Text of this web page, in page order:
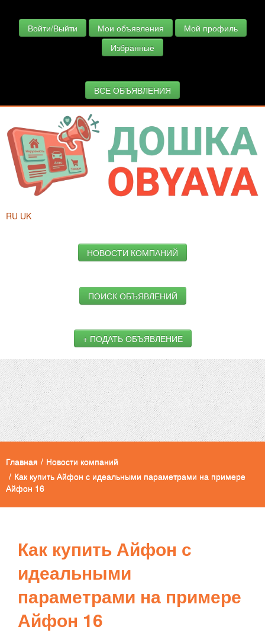
Войти/Выйти Мои объявления
Мой профиль
Избранные
ВСЕ ОБЪЯВЛЕНИЯ
RU UK
НОВОСТИ КОМПАНИЙ
ПОИСК ОБЪЯВЛЕНИЙ
+ ПОДАТЬ ОБЪЯВЛЕНИЕ
Главная / Новости компаний
/ Как купить Айфон с идеальными параметрами на примере
Айфон 16
Как купить Айфон с
идеальными
параметрами на примере
Айфон 16